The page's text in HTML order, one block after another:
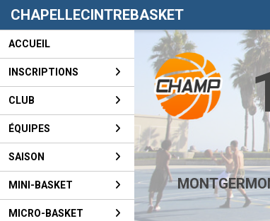
CHAPELLECINTREBASKET
ACCUEIL
INSCRIPTIONS
CLUB
ÉQUIPES
SAISON
MINI-BASKET
MICRO-BASKET
Panneau de gestion des cookies